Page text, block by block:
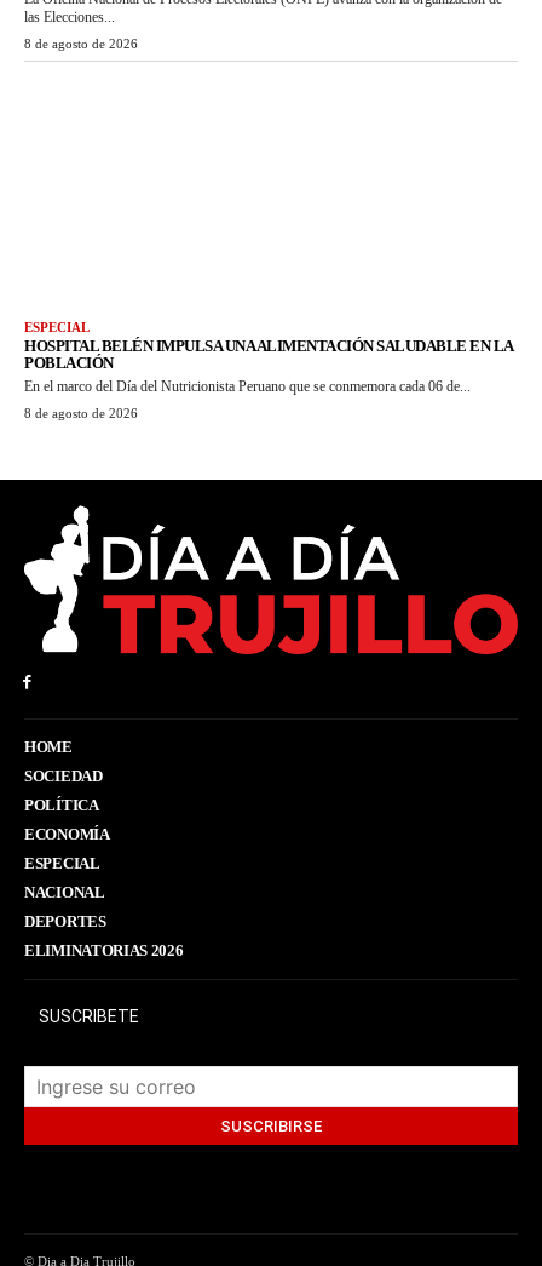
las Elecciones...
8 de agosto de 2026
ESPECIAL
HOSPITAL BELÉN IMPULSA UNA ALIMENTACIÓN SALUDABLE EN LA
POBLACIÓN
En el marco del Día del Nutricionista Peruano que se conmemora cada 06 de...
8 de agosto de 2026
HOME
SOCIEDAD
POLÍTICA
ECONOMÍA
ESPECIAL
NACIONAL
DEPORTES
ELIMINATORIAS 2026
SUSCRIBETE
© Dia a Dia Trujillo